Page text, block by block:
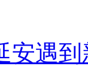
安遇